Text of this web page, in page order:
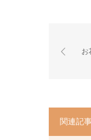
お
関連記